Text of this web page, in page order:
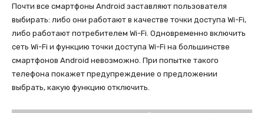
Почти все смартфоны Android заставляют пользователя
выбирать: либо они работают в качестве точки доступа Wi-Fi,
либо работают потребителем Wi-Fi. Одновременно включить
сеть Wi-Fi и функцию точки доступа Wi-Fi на большинстве
смартфонов Android невозможно. При попытке такого
телефона покажет предупреждение о предложении
выбрать, какую функцию отключить.